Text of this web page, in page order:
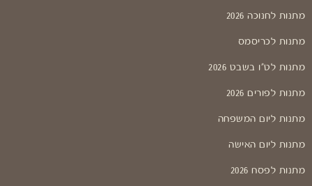
מתנות לחנוכה 2026
מתנות לכריסמס
מתנות לט"ו בשבט 2026
מתנות לפורים 2026
מתנות ליום המשפחה
מתנות ליום האישה
מתנות לפסח 2026